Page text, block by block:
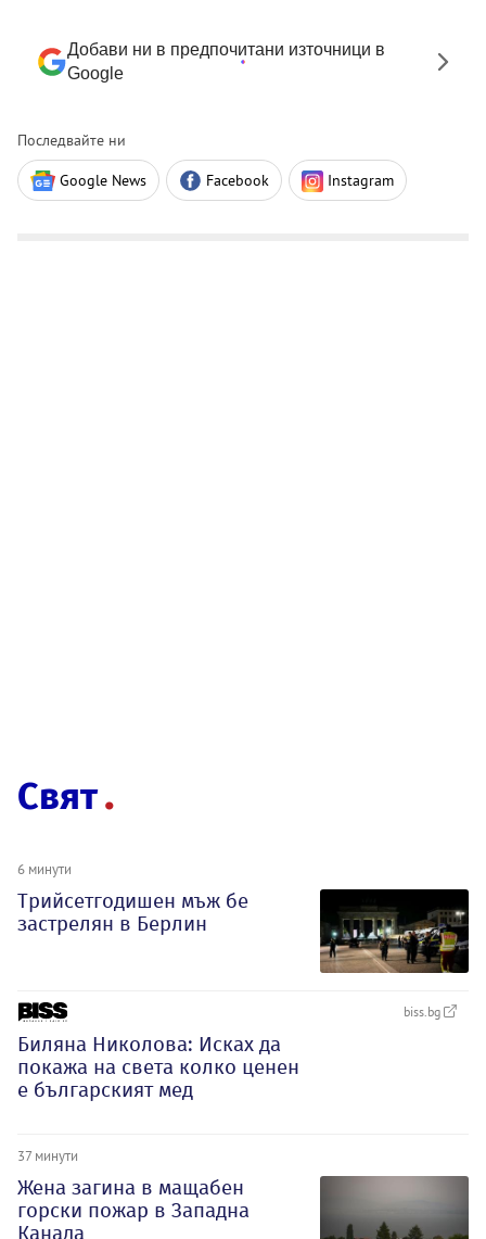
Добави ни в предпочитани източници в
Google
Последвайте ни
Google News Facebook Instagram
Свят
6 минути
Трийсетгодишен мъж бе
застрелян в Берлин
biss.bg
Биляна Николова: Исках да
покажа на света колко ценен
е българският мед
37 минути
Жена загина в мащабен
горски пожар в Западна
Канада